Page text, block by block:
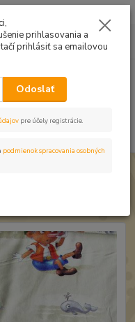
za0,00 EUR
Pinokio
prihlasovania a
prihlásiť sa emailovou
Odoslať
pre účely registrácie.
podmienok spracovania osobných